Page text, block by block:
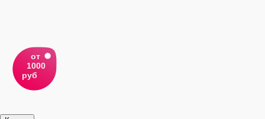
от
1000
руб